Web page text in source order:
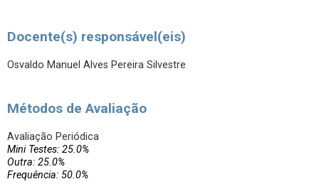
Docente(s) responsável(eis)
Osvaldo Manuel Alves Pereira Silvestre
Métodos de Avaliação
Avaliação Periódica
Mini Testes: 25.0%
Outra: 25.0%
Frequência: 50.0%